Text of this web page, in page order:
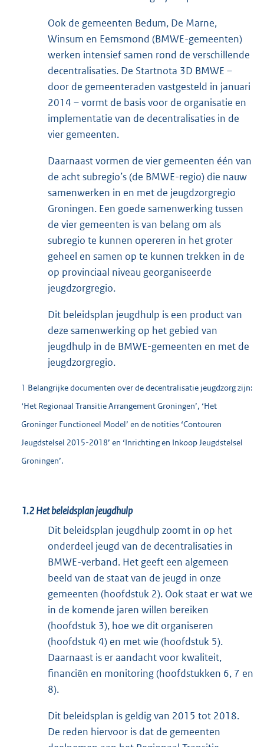
Ook de gemeenten Bedum, De Marne,
Winsum en Eemsmond (BMWE-gemeenten)
werken intensief samen rond de verschillende
decentralisaties. De Startnota 3D BMWE –
door de gemeenteraden vastgesteld in januari
2014 – vormt de basis voor de organisatie en
implementatie van de decentralisaties in de
vier gemeenten.
Daarnaast vormen de vier gemeenten één van
de acht subregio’s (de BMWE-regio) die nauw
samenwerken in en met de jeugdzorgregio
Groningen. Een goede samenwerking tussen
de vier gemeenten is van belang om als
subregio te kunnen opereren in het groter
geheel en samen op te kunnen trekken in de
op provinciaal niveau georganiseerde
jeugdzorgregio.
Dit beleidsplan jeugdhulp is een product van
deze samenwerking op het gebied van
jeugdhulp in de BMWE-gemeenten en met de
jeugdzorgregio.
1 Belangrijke documenten over de decentralisatie jeugdzorg zijn:
‘Het Regionaal Transitie Arrangement Groningen’, ‘Het
Groninger Functioneel Model’ en de notities ‘Contouren
Jeugdstelsel 2015-2018’ en ‘Inrichting en Inkoop Jeugdstelsel
Groningen’.
1.2 Het beleidsplan jeugdhulp
Dit beleidsplan jeugdhulp zoomt in op het
onderdeel jeugd van de decentralisaties in
BMWE-verband. Het geeft een algemeen
beeld van de staat van de jeugd in onze
gemeenten (hoofdstuk 2). Ook staat er wat we
in de komende jaren willen bereiken
(hoofdstuk 3), hoe we dit organiseren
(hoofdstuk 4) en met wie (hoofdstuk 5).
Daarnaast is er aandacht voor kwaliteit,
financiën en monitoring (hoofdstukken 6, 7 en
8).
Dit beleidsplan is geldig van 2015 tot 2018.
De reden hiervoor is dat de gemeenten